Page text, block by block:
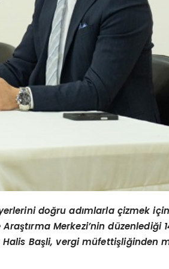
doğru adımlarla çizmek
Merkezi’nin düzenlediği
Halis Başli, vergi müfettişliğinden